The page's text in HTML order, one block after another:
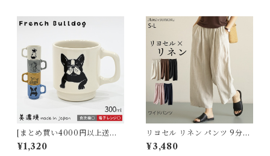
ットン シンプル オシャレ 薄手
【水沐良品】
[まとめ買い4000円以上送料
無料］TK015G TK040Gフレ
ブル マグカップ 日本製 美濃焼
¥1,320
リヨセル リネン パンツ 9分丈
ワイドパンツ ゆったり 5色展
開 リネンパンツ 麻 リネン パ
¥3,480